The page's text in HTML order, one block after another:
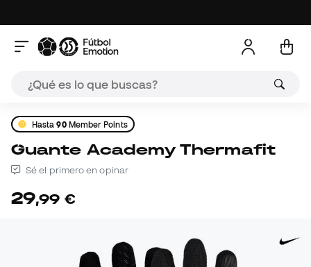
Hasta90Member Points
Guante Academy Thermafit
Sé el primero en opinar
29,99 €